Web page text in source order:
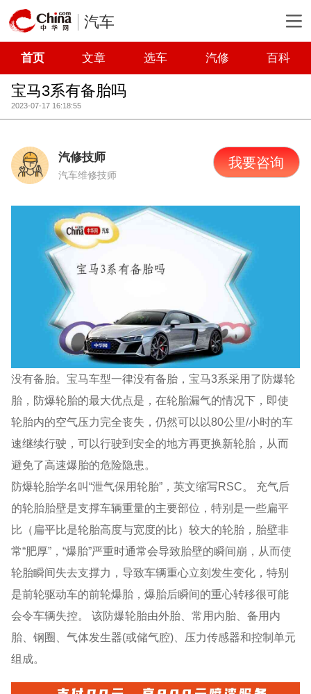
汽车
首页 文章 选车 汽修 百科
宝马3系有备胎吗
2023-07-17 16:18:55
汽修技师
汽车维修技师
我要咨询
没有备胎。宝马车型一律没有备胎，宝马3系采用了防爆轮
胎，防爆轮胎的最大优点是，在轮胎漏气的情况下，即使
轮胎内的空气压力完全丧失，仍然可以以80公里/小时的车
速继续行驶，可以行驶到安全的地方再更换新轮胎，从而
避免了高速爆胎的危险隐患。
防爆轮胎学名叫“泄气保用轮胎”，英文缩写RSC。 充气后
的轮胎胎壁是支撑车辆重量的主要部位，特别是一些扁平
比（扁平比是轮胎高度与宽度的比）较大的轮胎，胎壁非
常“肥厚”，“爆胎”严重时通常会导致胎壁的瞬间崩，从而使
轮胎瞬间失去支撑力，导致车辆重心立刻发生变化，特别
是前轮驱动车的前轮爆胎，爆胎后瞬间的重心转移很可能
会令车辆失控。 该防爆轮胎由外胎、常用内胎、备用内
胎、钢圈、气体发生器(或储气腔)、压力传感器和控制单元
组成。